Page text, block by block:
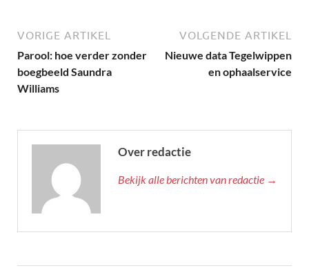
VORIGE ARTIKEL
Parool: hoe verder zonder
boegbeeld Saundra
Williams
VOLGENDE ARTIKEL
Nieuwe data Tegelwippen
en ophaalservice
Over redactie
Bekijk alle berichten van redactie →